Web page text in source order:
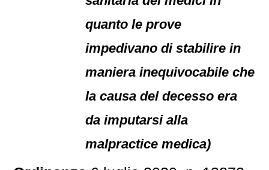
quanto le prove
impedivano di stabilire in
maniera inequivocabile che
la causa del decesso era
da imputarsi alla
malpractice medica)